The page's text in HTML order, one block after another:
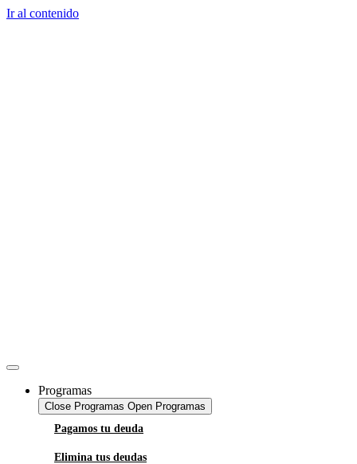
Ir al contenido
Programas
Close Programas Open Programas
Pagamos tu deuda
Elimina tus deudas